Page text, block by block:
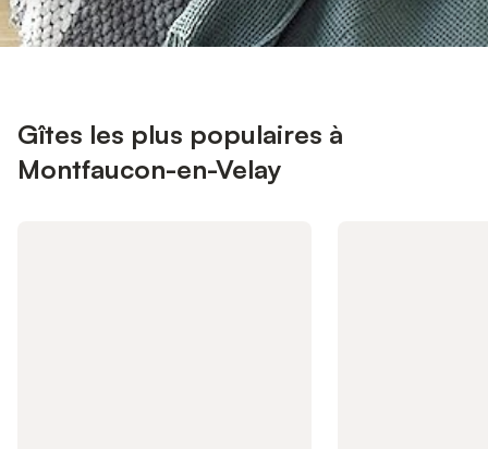
Gîtes les plus populaires à
Montfaucon-en-Velay